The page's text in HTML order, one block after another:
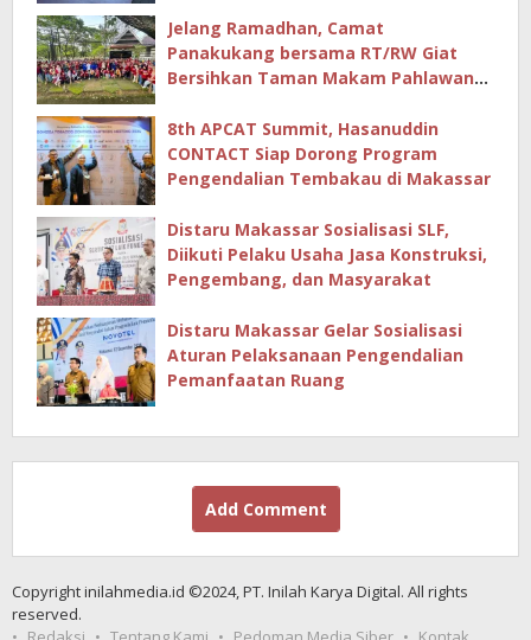
Jelang Ramadhan, Camat
Panakukang bersama RT/RW Giat
Bersihkan Taman Makam Pahlawan
8th APCAT Summit, Hasanuddin
CONTACT Siap Dorong Program
Pengendalian Tembakau di Makassar
Distaru Makassar Sosialisasi SLF,
Diikuti Pelaku Usaha Jasa Konstruksi,
Pengembang, dan Masyarakat
Distaru Makassar Gelar Sosialisasi
Aturan Pelaksanaan Pengendalian
Pemanfaatan Ruang
Add Comment
Copyright inilahmedia.id ©2024, PT. Inilah Karya Digital. All rights
reserved.